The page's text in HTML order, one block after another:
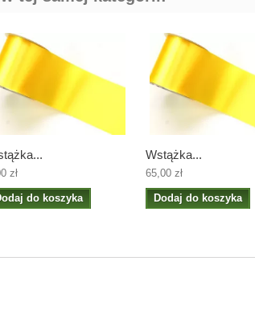
zł
do koszyka
Wstążka...
65,00 zł
Dodaj do koszyka